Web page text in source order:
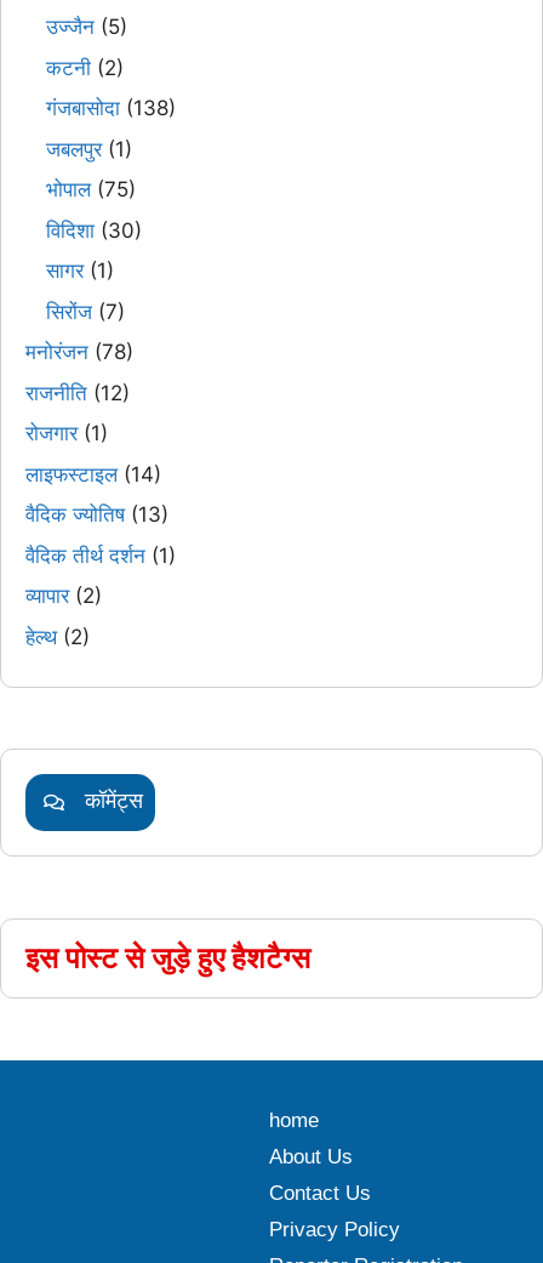
उज्जैन (5)
कटनी (2)
गंजबासोदा (138)
जबलपुर(1)
भोपाल(75)
विदिशा (30)
सागर(1)
सिरोंज (7)
मनोरंजन (78)
राजनीति (12)
रोजगार(1)
लाइफस्टाइल(14)
वैदिक ज्योतिष(13)
वैदिक तीर्थ दर्शन (1)
व्यापार(2)
हेल्थ(2)
कॉमेंट्स
इस पोस्ट से जुड़े हुए हैशटैग्स
home
About Us
Contact Us
Privacy Policy